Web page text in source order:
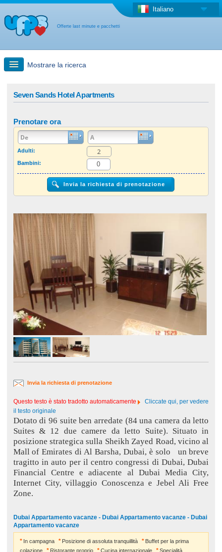
Offerte last minute e pacchetti
Italiano
Mostrare la ricerca
Offerta last minute + Offerta forfettaria
Altro paese
Seven Sands Hotel Apartments
Prenotare ora
Adulti:
Bambini:
Invia la richiesta di prenotazione
Questo testo è stato tradotto automaticamente
Cliccate qui, per vedere
il testo originale
Dotato di 96 suite ben arredate (84 una camera da letto
Suites & 12 due camere da letto Suite). Situato in
posizione strategica sulla Sheikh Zayed Road, vicino al
Mall of Emirates di Al Barsha, Dubai, è solo
un breve
tragitto in auto per il centro congressi di Dubai, Dubai
Financial Centre e adiacente al Dubai Media City,
Internet City, villaggio Conoscenza e Jebel Ali Free
Zone.
Dubai Appartamento vacanze - Dubai Appartamento vacanze - Dubai
Appartamento vacanze
In campagna Posizione di assoluta tranquillità
Buffet per la prima
colazione
Ristorante proprio Cucina internazionale
Specialità